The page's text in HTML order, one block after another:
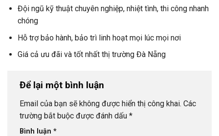
Đội ngũ kỹ thuật chuyên nghiệp, nhiệt tình, thi công nhanh
chóng
Hỗ trợ bảo hành, bảo trì linh hoạt mọi lúc mọi nơi
Giá cả ưu đãi và tốt nhất thị trường Đà Nẵng
Để lại một bình luận
Email của bạn sẽ không được hiển thị công khai. Các
trường bắt buộc được đánh dấu *
Bình luận *